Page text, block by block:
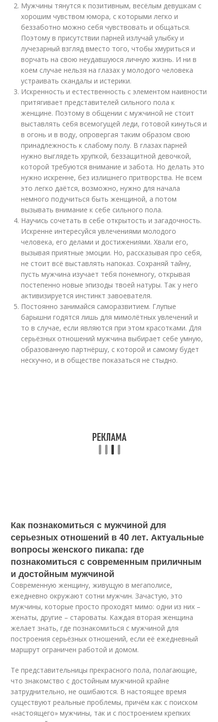
Мужчины тянутся к позитивным, весёлым девушкам с
хорошим чувством юмора, с которыми легко и
беззаботно можно себя чувствовать и общаться.
Поэтому в присутствии парней излучай улыбку и
лучезарный взгляд вместо того, чтобы хмуриться и
ворчать на свою неудавшуюся личную жизнь. И ни в
коем случае нельзя на глазах у молодого человека
устраивать скандалы и истерики.
Искренность и естественность с элементом наивности
притягивает представителей сильного пола к
женщине. Поэтому в общении с мужчиной не стоит
выставлять себя всемогущей леди, готовой кинуться и
в огонь и в воду, опровергая таким образом свою
принадлежность к слабому полу. В глазах парней
нужно выглядеть хрупкой, беззащитной девочкой,
которой требуются внимание и забота. Но делать это
нужно искренне, без излишнего притворства. Не всем
это легко даётся, возможно, нужно для начала
немного подучиться быть женщиной, а потом
вызывать внимание к себе сильного пола.
Научись сочетать в себе открытость и загадочность.
Искренне интересуйся увлечениями молодого
человека, его делами и достижениями. Хвали его,
вызывая приятные эмоции. Но, рассказывая про себя,
не стоит всё выставлять напоказ. Сохраняй тайну,
пусть мужчина изучает тебя понемногу, открывая
постепенно новые эпизоды твоей натуры. Так у него
активизируется инстинкт завоевателя.
Постоянно занимайся саморазвитием. Глупые
барышни годятся лишь для мимолётных увлечений и
то в случае, если являются при этом красотками. Для
серьёзных отношений мужчина выбирает себе умную,
образованную партнёршу, с которой и самому будет
нескучно, и в обществе показаться не стыдно.
Как познакомиться с мужчиной для
серьезных отношений в 40 лет. Актуальные
вопросы женского пикапа: где
познакомиться с современным приличным
и достойным мужчиной
Современную женщину, живущую в мегаполисе,
ежедневно окружают сотни мужчин. Зачастую, это
мужчины, которые просто проходят мимо: одни из них –
женаты, другие – староваты. Каждая вторая женщина
желает знать, где познакомиться с мужчиной для
построения серьёзных отношений, если её ежедневный
маршрут ограничен работой и домом.
Те представительницы прекрасного пола, полагающие,
что знакомство с достойным мужчиной крайне
затруднительно, не ошибаются. В настоящее время
существуют реальные проблемы, причём как с поиском
«настоящего» мужчины, так и с построением крепких